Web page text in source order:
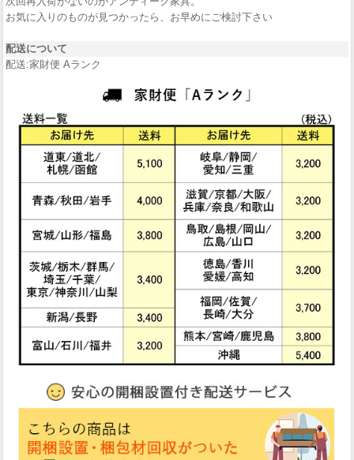
お気に入りのものが見つかったら、お早めにご検討下さい
配送について
配送:家財便 Aランク